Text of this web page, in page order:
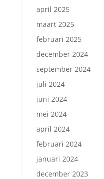
april 2025
maart 2025
februari 2025
december 2024
september 2024
juli 2024
juni 2024
mei 2024
april 2024
februari 2024
januari 2024
december 2023